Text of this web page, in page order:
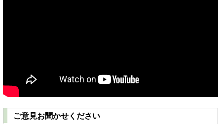
ご意見お聞かせください